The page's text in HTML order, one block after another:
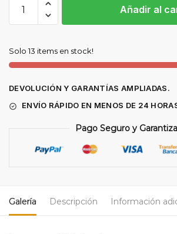
HIDRAÚLICA
cantidad
Añadir al
Solo 13 items en stock!
DEVOLUCIÓN Y GARANTÍAS AMPLIADAS.
ENVÍO RÁPIDO EN MENOS DE 24
Pago Seguro y
Galería Descripción Información